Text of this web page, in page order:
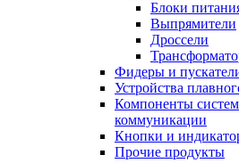
Блоки
Выпрямители
Дроссели
Фидеры и
Устройства
Компоненты
коммуникации
Кнопки и
Прочие продукты